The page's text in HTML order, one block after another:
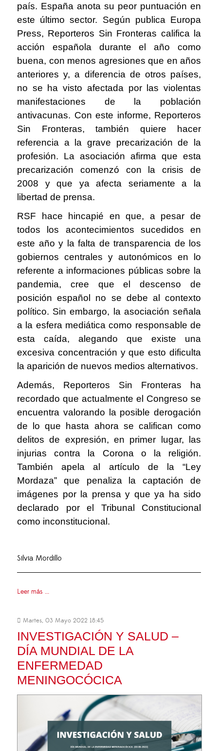
país. España anota su peor puntuación en
este último sector. Según publica Europa
Press, Reporteros Sin Fronteras califica la
acción española durante el año como
buena, con menos agresiones que en años
anteriores y, a diferencia de otros países,
no se ha visto afectada por las violentas
manifestaciones de la población
antivacunas. Con este informe, Reporteros
Sin Fronteras, también quiere hacer
referencia a la grave precarización de la
profesión. La asociación afirma que esta
precarización comenzó con la crisis de
2008 y que ya afecta seriamente a la
libertad de prensa.
RSF hace hincapié en que, a pesar de
todos los acontecimientos sucedidos en
este año y la falta de transparencia de los
gobiernos centrales y autonómicos en lo
referente a informaciones públicas sobre la
pandemia, cree que el descenso de
posición español no se debe al contexto
político. Sin embargo, la asociación señala
a la esfera mediática como responsable de
esta caída, alegando que existe una
excesiva concentración y que esto dificulta
la aparición de nuevos medios alternativos.
Además, Reporteros Sin Fronteras ha
recordado que actualmente el Congreso se
encuentra valorando la posible derogación
de lo que hasta ahora se califican como
delitos de expresión, en primer lugar, las
injurias contra la Corona o la religión.
También apela al artículo de la “Ley
Mordaza” que penaliza la captación de
imágenes por la prensa y que ya ha sido
declarado por el Tribunal Constitucional
como inconstitucional.
Silvia Mordillo
Leer más ...
Martes, 03 Mayo 2022 18:45
INVESTIGACIÓN Y SALUD –
DÍA MUNDIAL DE LA
ENFERMEDAD
MENINGOCÓCICA